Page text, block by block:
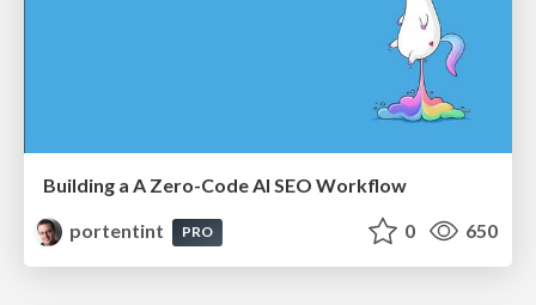
Building a A Zero-Code AI SEO Workflow
portentint
PRO 0 650